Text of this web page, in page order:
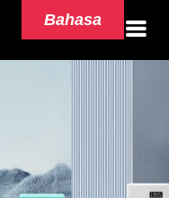
Bahasa